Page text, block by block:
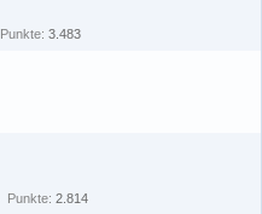
Punkte 3.483
Punkte 2.814